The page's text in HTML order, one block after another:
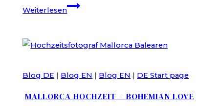
Weiterlesen
Hochzeit
–
Lena
Blog DE | Blog EN | Blog EN | DE Start page
MALLORCA HOCHZEIT – BOHEMIAN LOVE